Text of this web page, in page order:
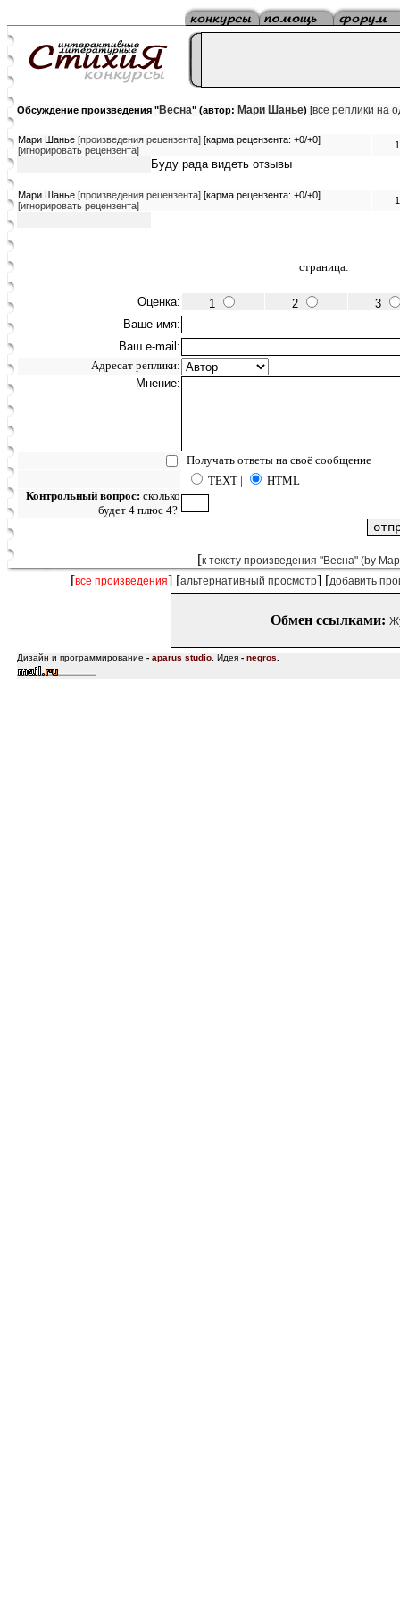
Обсуждение произведения "Весна" (автор: Мари Шанье) [все реплики на
Мари Шанье [произведения рецензента] [карма рецензента: +0/+0]
[игнорировать рецензента]
Буду рада видеть отзывы
Мари Шанье [произведения рецензента] [карма рецензента: +0/+0]
[игнорировать рецензента]
страница:
Оценка: 1 2
3
Ваше имя:
Ваш e-mail:
Адресат реплики:
Мнение:
Получать ответы на своё сообщение
TEXT |
HTML
Контрольный вопрос: сколько
будет 4 плюс 4?
[к тексту произведения "Весна" (by
[все произведения] [альтернативный просмотр] [добавить
Обмен ссылками:
Дизайн и программирование - aparus studio Идея - negros